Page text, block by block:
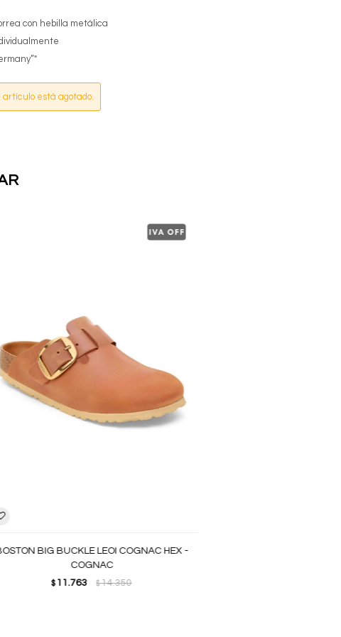
con hebilla metálica
artículo está agotado.
BIG BUCKLE LEOI COGNAC HEX -
COGNAC
$ 11.763 $14.350